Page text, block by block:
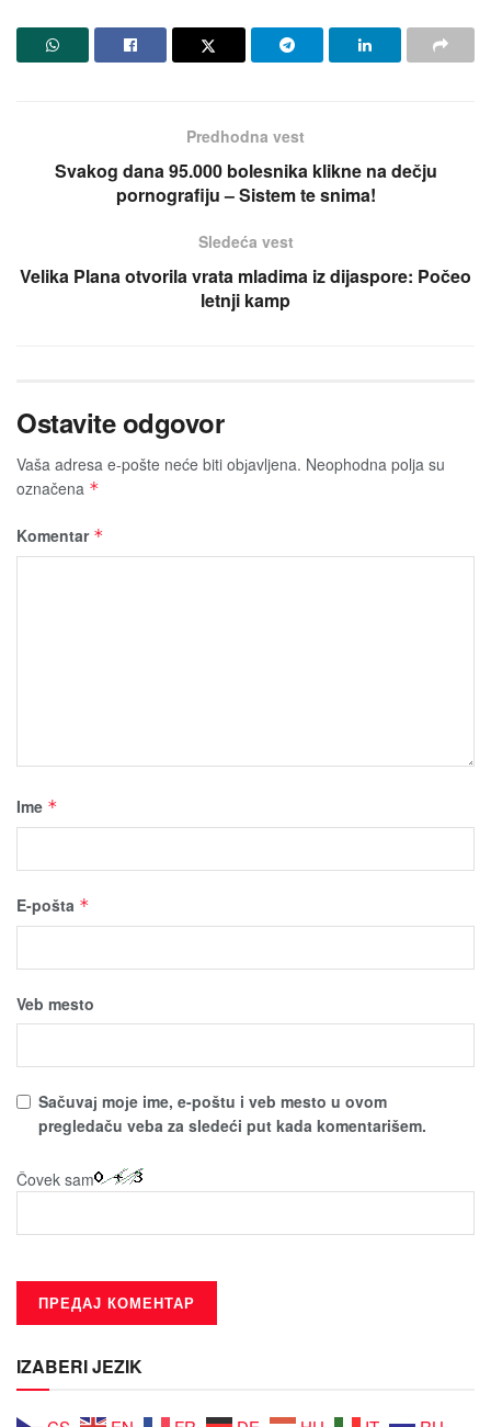
Predhodna vest
Svakog dana 95.000 bolesnika klikne na dečju
pornografiju – Sistem te snima!
Sledeća vest
Velika Plana otvorila vrata mladima iz dijaspore: Počeo
letnji kamp
Ostavite odgovor
Vaša adresa e-pošte neće biti obјavljena. Neophodna polja su
označena *
Komentar *
Ime *
E-pošta *
Veb mesto
Sačuvaј moјe ime, e-poštu i veb mesto u ovom
pregledaču veba za sledeći put kada komentarišem.
Čovek sam
IZABERI JEZIK